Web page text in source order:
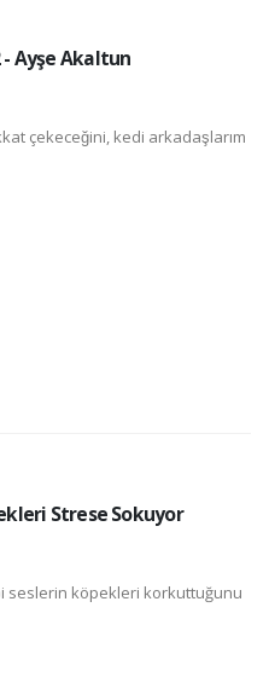
Ayşe Akaltun
çekeceğini, kedi arkadaşlarım
Strese Sokuyor
seslerin köpekleri korkuttuğunu